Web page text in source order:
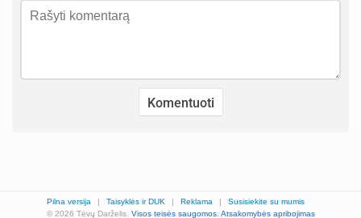
Pilna versija | Taisyklės ir DUK | Reklama |
Susisiekite su mumis
© 2026 Tėvų Darželis. Visos teisės saugomos. Atsakomybės apribojimas